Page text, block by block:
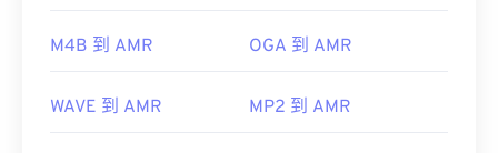
M4B 到 AMR OGA 到 AMR
WAVE 到 AMR MP2 到 AMR